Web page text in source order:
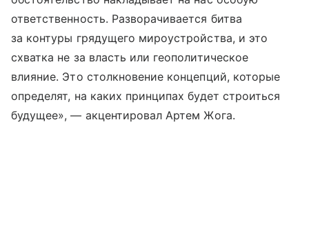
ответственность. Разворачивается битва
за контуры грядущего мироустройства, и это
схватка не за власть или геополитическое
влияние. Это столкновение концепций, которые
определят, на каких принципах будет строиться
будущее», — акцентировал Артем Жога.